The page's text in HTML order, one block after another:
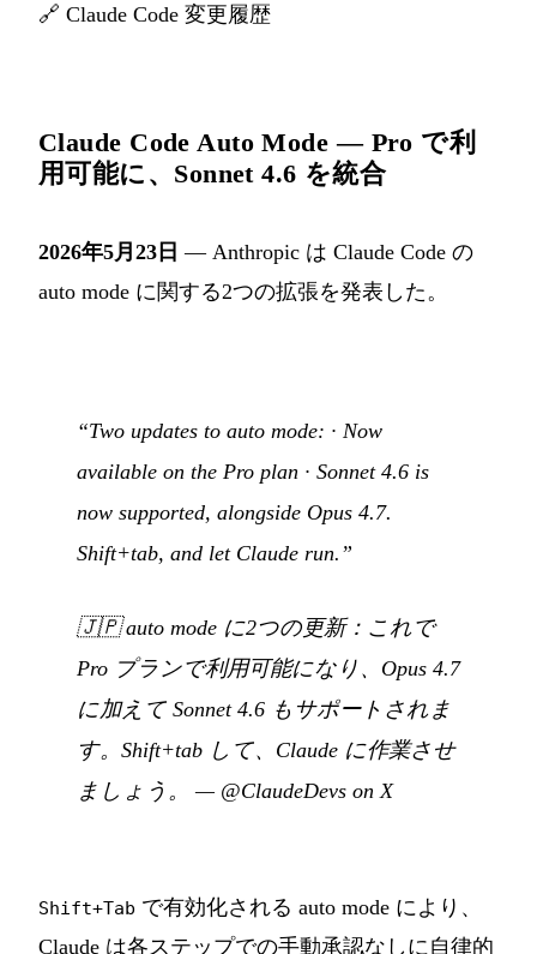
🔗 Claude Code 変更履歴
Claude Code Auto Mode — Pro で利
用可能に、Sonnet 4.6 を統合
2026年5月23日 — Anthropic は Claude Code の
auto mode に関する2つの拡張を発表した。
“Two updates to auto mode: · Now
available on the Pro plan · Sonnet 4.6 is
now supported, alongside Opus 4.7.
Shift+tab, and let Claude run.”
🇯🇵auto mode に2つの更新：これで
Pro プランで利用可能になり、Opus 4.7
に加えて Sonnet 4.6 もサポートされま
す。Shift+tab して、Claude に作業させ
ましょう。
— @ClaudeDevs on X
Shift+Tab で有効化される auto mode により、
Claude は各ステップでの手動承認なしに自律的